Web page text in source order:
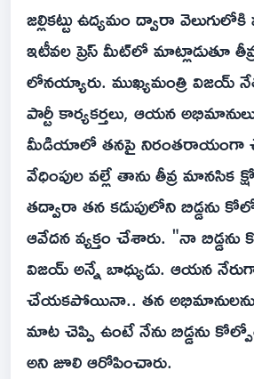
జల్లికట్టు ఉద్యమం ద్వారా వెలుగులోకి
ఇటీవల ప్రెస్ మీట్‌లో మాట్లాడుతూ
లోనయ్యారు. ముఖ్యమంత్రి విజయ్
పార్టీ కార్యకర్తలు, ఆయన
మీడియాలో తనపై నిరంతరాయంగా
వేధింపుల వల్లే తాను తీవ్ర మానసిక
తద్వారా తన కడుపులోని బిడ్డను
ఆవేదన వ్యక్తం చేశారు. "నా
విజయ్ అన్నే బాధ్యుడు. ఆయన
చేయకపోయినా.. తన అభిమానులను
మాట చెప్పి ఉంటే నేను బిడ్డను
అని జూలి ఆరోపించారు.